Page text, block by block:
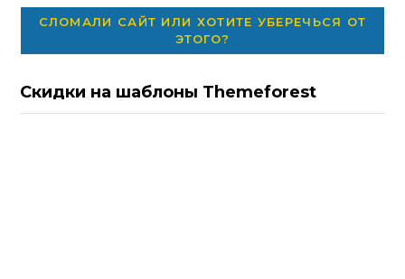
СЛОМАЛИ САЙТ ИЛИ ХОТИТЕ УБЕРЕЧЬСЯ ОТ
ЭТОГО?
Скидки на шаблоны Themeforest